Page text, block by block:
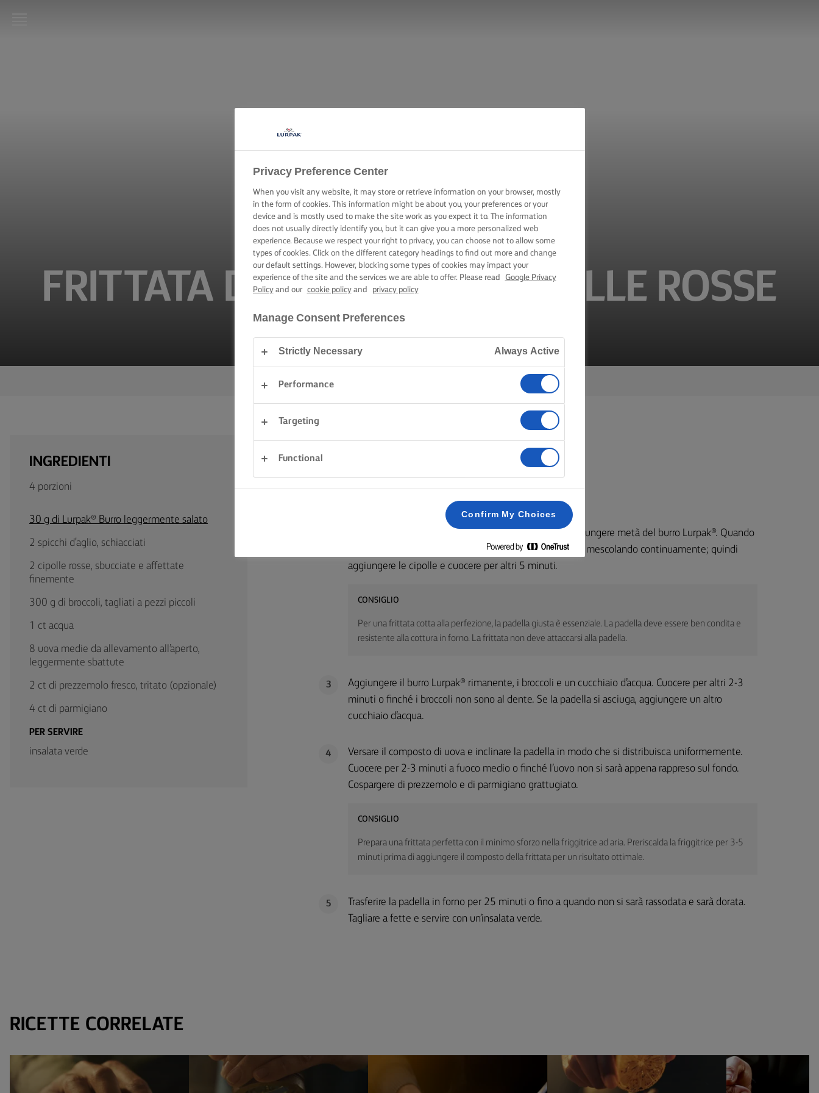
SPALMATURA,
Italia
FRITTATA DI BROCCOLI E CIPOLLE ROSSE
INGREDIENTI
4 porzioni
30 g di Lurpak® Burro leggermente salato
2 spicchi d'aglio, schiacciati
2 cipolle rosse, sbucciate e affettate
finemente
300 g di broccoli, tagliati a pezzi piccoli
1 ct acqua
8 uova medie da allevamento all’aperto,
leggermente sbattute
2 ct di prezzemolo fresco, tritato (opzionale)
4 ct di parmigiano
PER SERVIRE
insalata verde
METODO
Scaldare una padella adatta alla cottura nel forno e aggiungere metà del burro Lurpak®. Quando
il burro bolle, aggiungere l’aglio e cuocere per 1 minuto, mescolando continuamente; quindi
aggiungere le cipolle e cuocere per altri 5 minuti.
CONSIGLIO
Per una frittata cotta alla perfezione, la padella giusta è essenziale. La padella deve essere ben condita e
resistente alla cottura in forno. La frittata non deve attaccarsi alla padella.
3
Aggiungere il burro Lurpak® rimanente, i broccoli e un cucchiaio d’acqua. Cuocere per altri 2-3
minuti o finché i broccoli non sono al dente. Se la padella si asciuga, aggiungere un altro
cucchiaio d’acqua.
4
Versare il composto di uova e inclinare la padella in modo che si distribuisca uniformemente.
Cuocere per 2-3 minuti a fuoco medio o finché l’uovo non si sarà appena rappreso sul fondo.
Cospargere di prezzemolo e di parmigiano grattugiato.
CONSIGLIO
Prepara una frittata perfetta con il minimo sforzo nella friggitrice ad aria. Preriscalda la friggitrice per 3-5
minuti prima di aggiungere il composto della frittata per un risultato ottimale.
5
Trasferire la padella in forno per 25 minuti o fino a quando non si sarà rassodata e sarà dorata.
Tagliare a fette e servire con un’insalata verde.
RICETTE CORRELATE
Privacy Preference Center
When you visit any website, it may store or retrieve information on your browser, mostly
in the form of cookies. This information might be about you, your preferences or your
device and is mostly used to make the site work as you expect it to. The information
does not usually directly identify you, but it can give you a more personalized web
experience. Because we respect your right to privacy, you can choose not to allow some
types of cookies. Click on the different category headings to find out more and change
our default settings. However, blocking some types of cookies may impact your
experience of the site and the services we are able to offer. Please read
Google Privacy
Policyand our cookie policyand privacy policy
Manage Consent Preferences
Strictly Necessary Always Active
Performance
Targeting
Functional
Confirm My Choices